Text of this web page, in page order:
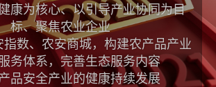
康为核心、以引导产业协同为目
标、聚焦农业企业
数、农安商城，构建农产品产业
务体系，完善生态服务内容
品安全产业的健康持续发展